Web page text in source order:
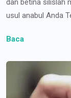
dan betina silislah
usul anabul Anda
Baca